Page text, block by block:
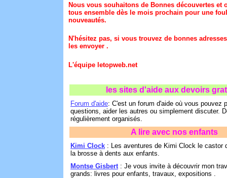
Nous vous souhaitons de Bonnes découvertes et
tous ensemble dès le mois prochain pour une
nouveautés.
N'hésitez pas, si vous trouvez de bonnes
les envoyer .
L'équipe letopweb.net
les sites d'aide aux devoirs
Forum d'aide: C'est un forum d'aide où vous pouvez
questions, aider les autres ou simplement discuter.
régulièrement organisés.
A lire avec nos enfants
Kimi Clock : Les aventures de Kimi Clock le castor
la brosse à dents aux enfants.
Montse Gisbert: Je vous invite à découvrir mon
grands: livres pour enfants, travaux, expositions .